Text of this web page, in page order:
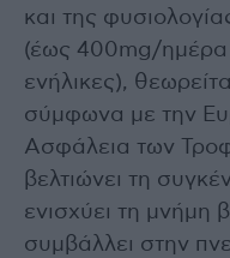
και της
(έως 400mg/ημέρα
ενήλικες),
σύμφωνα με την
Ασφάλεια των
βελτιώνει τη
ενισχύει τη μνήμη
συμβάλλει στην